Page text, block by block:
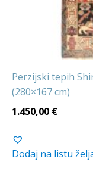
Perzijski tepih
(280×167 cm)
1.450,00 €
Dodaj na listu